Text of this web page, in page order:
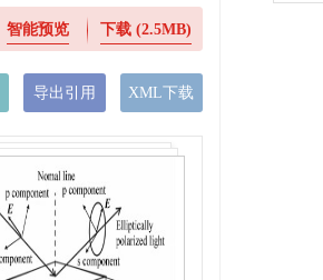
智能预览 下载 (2.5MB)
导出引用 XML下载